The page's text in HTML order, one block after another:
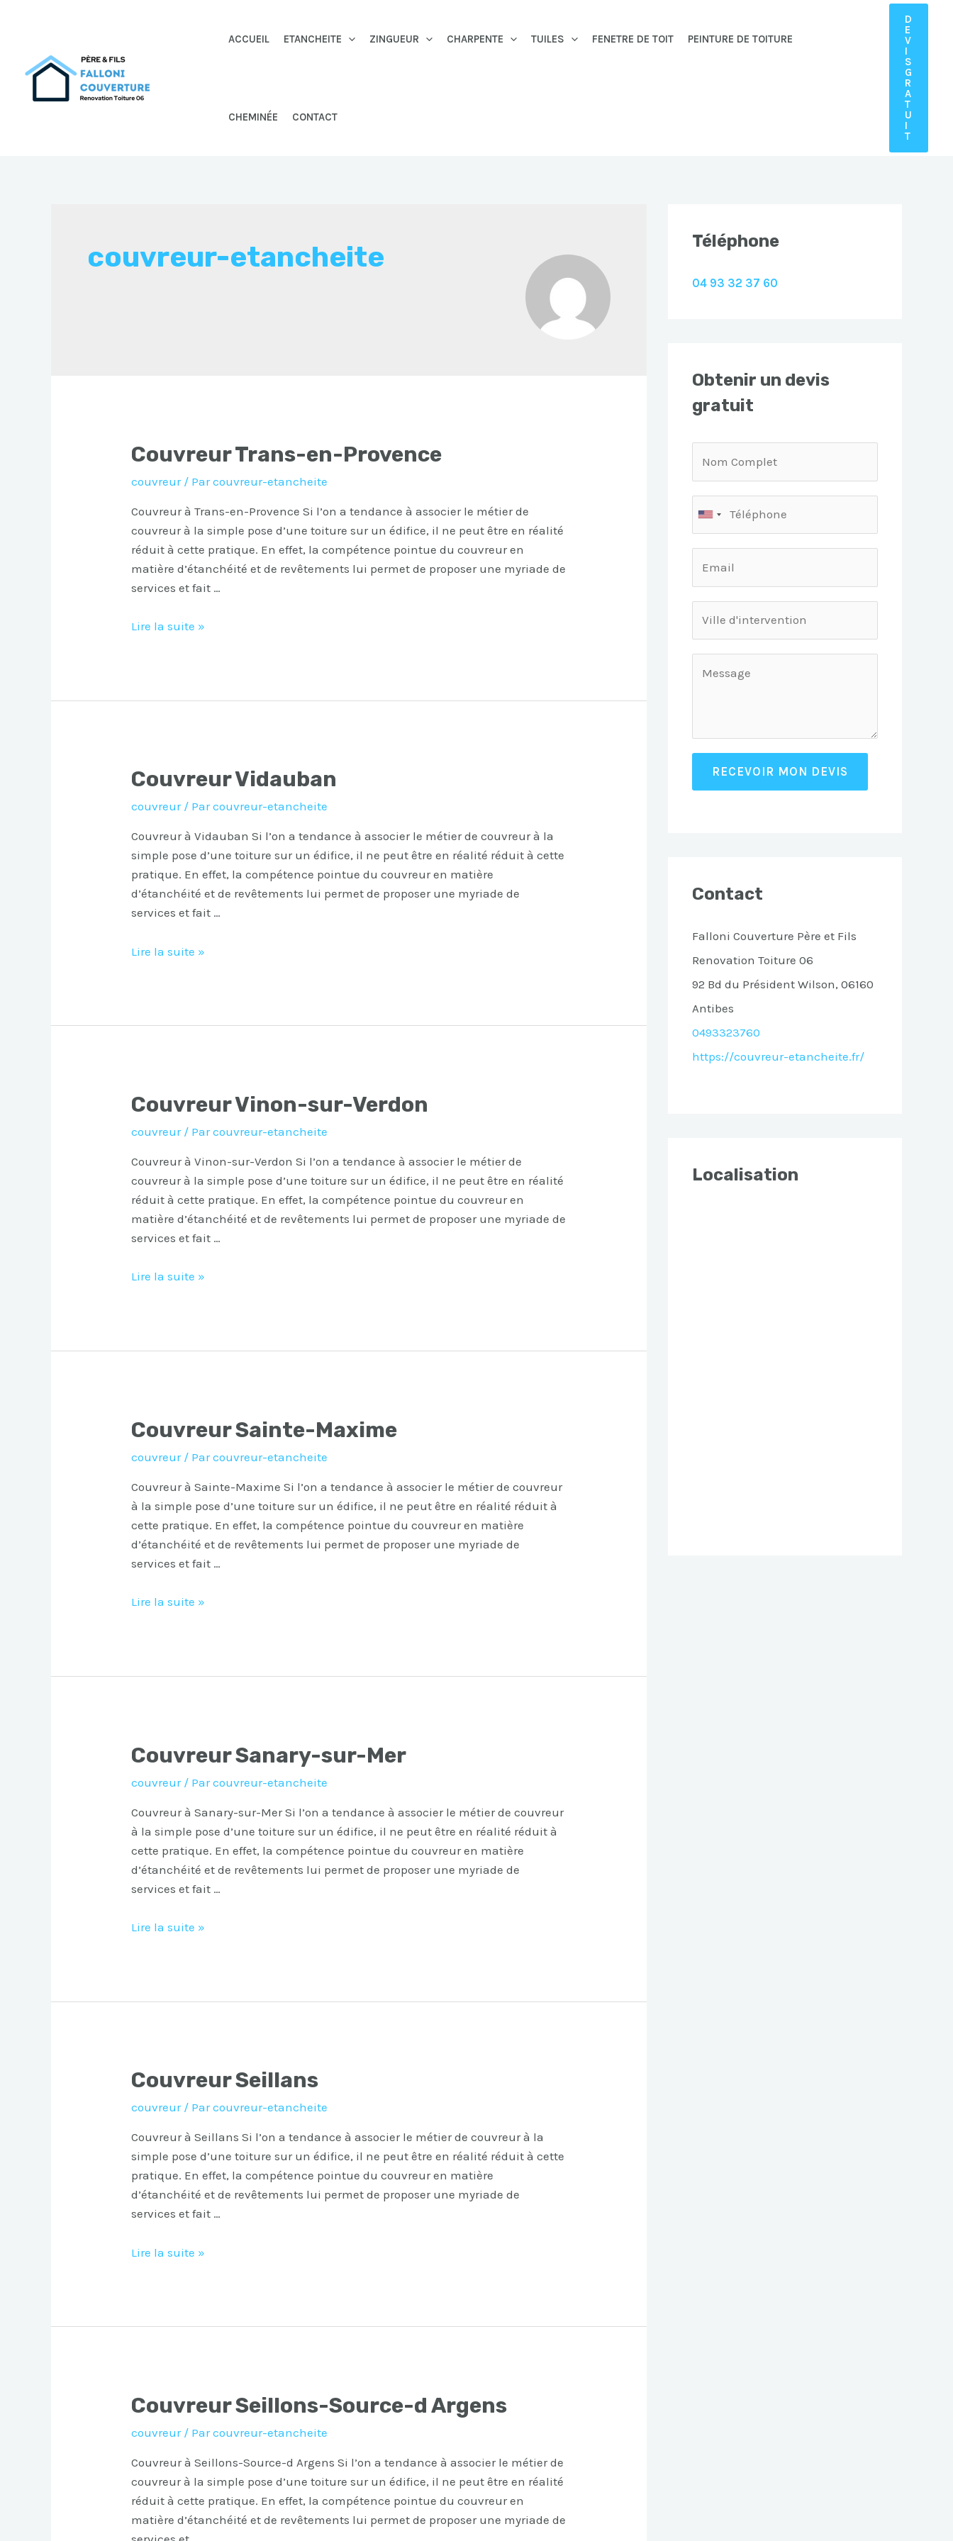
ACCUEIL ETANCHEITE ZINGUEUR CHARPENTE TUILES FENETRE DE TOIT PEINTURE DE TOITURE
CHEMINÉE CONTACT
D
E
V
I
S
G
R
A
T
U
I
T
couvreur-etancheite
Couvreur Trans-en-Provence
couvreur/ Parcouvreur-etancheite
Couvreur à Trans-en-Provence Si l’on a tendance à associer le métier de
couvreur à la simple pose d’une toiture sur un édifice, il ne peut être en réalité
réduit à cette pratique. En effet, la compétence pointue du couvreur en
matière d’étanchéité et de revêtements lui permet de proposer une myriade de
services et fait …
Couvreur
Lire la suite »
Couvreur Vidauban
couvreur/ Parcouvreur-etancheite
Couvreur à Vidauban Si l’on a tendance à associer le métier de couvreur à la
simple pose d’une toiture sur un édifice, il ne peut être en réalité réduit à cette
pratique. En effet, la compétence pointue du couvreur en matière
d’étanchéité et de revêtements lui permet de proposer une myriade de
services et fait …
Couvreur
Lire la suite »
Couvreur Vinon-sur-Verdon
couvreur/ Parcouvreur-etancheite
Couvreur à Vinon-sur-Verdon Si l’on a tendance à associer le métier de
couvreur à la simple pose d’une toiture sur un édifice, il ne peut être en réalité
réduit à cette pratique. En effet, la compétence pointue du couvreur en
matière d’étanchéité et de revêtements lui permet de proposer une myriade de
services et fait …
Couvreur
Lire la suite »
Couvreur Sainte-Maxime
couvreur/ Parcouvreur-etancheite
Couvreur à Sainte-Maxime Si l’on a tendance à associer le métier de couvreur
à la simple pose d’une toiture sur un édifice, il ne peut être en réalité réduit à
cette pratique. En effet, la compétence pointue du couvreur en matière
d’étanchéité et de revêtements lui permet de proposer une myriade de
services et fait …
Couvreur
Lire la suite »
Couvreur Sanary-sur-Mer
couvreur/ Parcouvreur-etancheite
Couvreur à Sanary-sur-Mer Si l’on a tendance à associer le métier de couvreur
à la simple pose d’une toiture sur un édifice, il ne peut être en réalité réduit à
cette pratique. En effet, la compétence pointue du couvreur en matière
d’étanchéité et de revêtements lui permet de proposer une myriade de
services et fait …
Couvreur
Lire la suite »
Couvreur Seillans
couvreur/ Parcouvreur-etancheite
Couvreur à Seillans Si l’on a tendance à associer le métier de couvreur à la
simple pose d’une toiture sur un édifice, il ne peut être en réalité réduit à cette
pratique. En effet, la compétence pointue du couvreur en matière
d’étanchéité et de revêtements lui permet de proposer une myriade de
services et fait …
Couvreur
Lire la suite »
Couvreur Seillons-Source-d Argens
couvreur/ Parcouvreur-etancheite
Couvreur à Seillons-Source-d Argens Si l’on a tendance à associer le métier de
couvreur à la simple pose d’une toiture sur un édifice, il ne peut être en réalité
réduit à cette pratique. En effet, la compétence pointue du couvreur en
matière d’étanchéité et de revêtements lui permet de proposer une myriade de
Téléphone
04 93 32 37 60
Obtenir un devis
gratuit
RECEVOIR MON DEVIS
Contact
Falloni Couverture Père et Fils
Renovation Toiture 06
92 Bd du Président Wilson, 06160
Antibes
0493323760
https://couvreur-etancheite.fr/
Localisation